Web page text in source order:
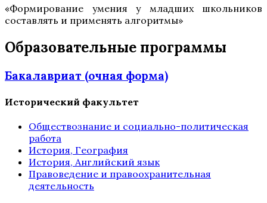
«Формирование умения у младших школьников
составлять и применять алгоритмы»
Образовательные программы
Бакалавриат (очная форма)
Исторический факультет
Обществознание и социально-политическая
работа
История, География
История, Английский язык
Правоведение и правоохранительная
деятельность